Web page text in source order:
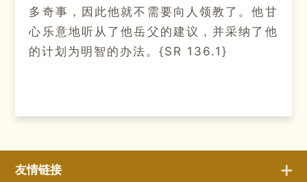
多奇事，因此他就不需要向人领教了。他甘
心乐意地听从了他岳父的建议，并采纳了他
的计划为明智的办法。{SR 136.1}
友情链接